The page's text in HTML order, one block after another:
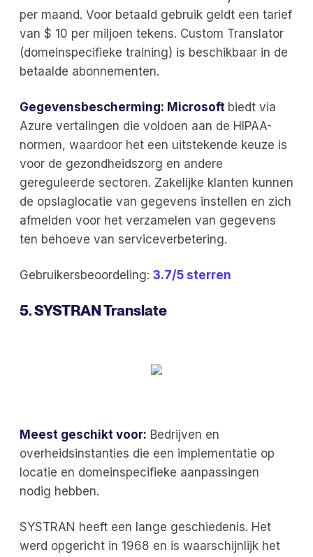
per maand. Voor betaald gebruik geldt een tarief
van $ 10 per miljoen tekens. Custom Translator
(domeinspecifieke training) is beschikbaar in de
betaalde abonnementen.
Gegevensbescherming: Microsoft biedt via
Azure vertalingen die voldoen aan de HIPAA-
normen, waardoor het een uitstekende keuze is
voor de gezondheidszorg en andere
gereguleerde sectoren. Zakelijke klanten kunnen
de opslaglocatie van gegevens instellen en zich
afmelden voor het verzamelen van gegevens
ten behoeve van serviceverbetering.
Gebruikersbeoordeling: 3.7/5 sterren
5. SYSTRAN Translate
Meest geschikt voor: Bedrijven en
overheidsinstanties die een implementatie op
locatie en domeinspecifieke aanpassingen
nodig hebben.
SYSTRAN heeft een lange geschiedenis. Het
werd opgericht in 1968 en is waarschijnlijk het